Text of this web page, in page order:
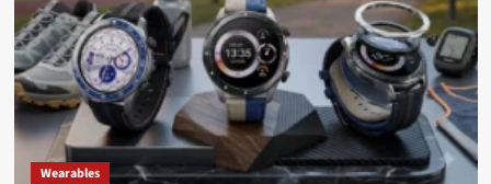
Wearables